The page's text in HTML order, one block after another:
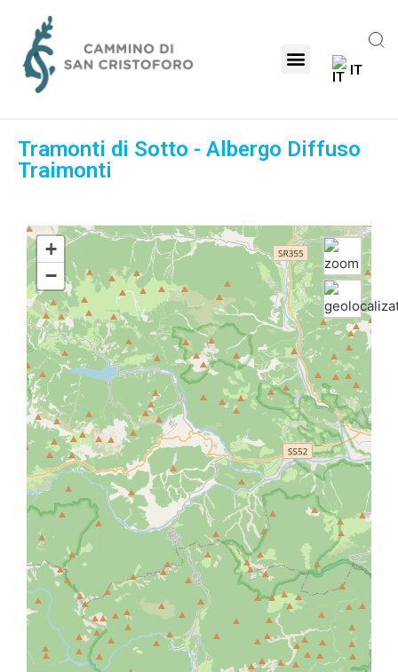
IT
Tramonti di Sotto - Albergo Diffuso
Traimonti
+
−